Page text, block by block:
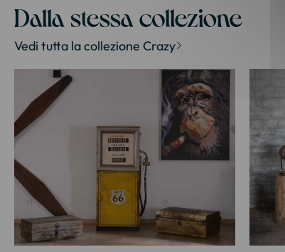
di
immagini
Dalla stessa collezione
Vedi tutta la collezione Crazy